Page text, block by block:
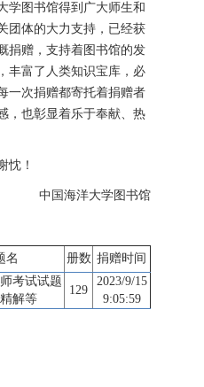
学图书馆得到广大师生和
团体的大力支持，已经获
捐赠，支持着图书馆的发
丰富了人类知识宝库，必
一次捐赠都寄托着捐赠者
，也彰显着乐于奉献、热
忱！
中国海洋大学图书馆
名 册数 捐赠时间
考试试题
解等
129
2023/9/15
9:05:59